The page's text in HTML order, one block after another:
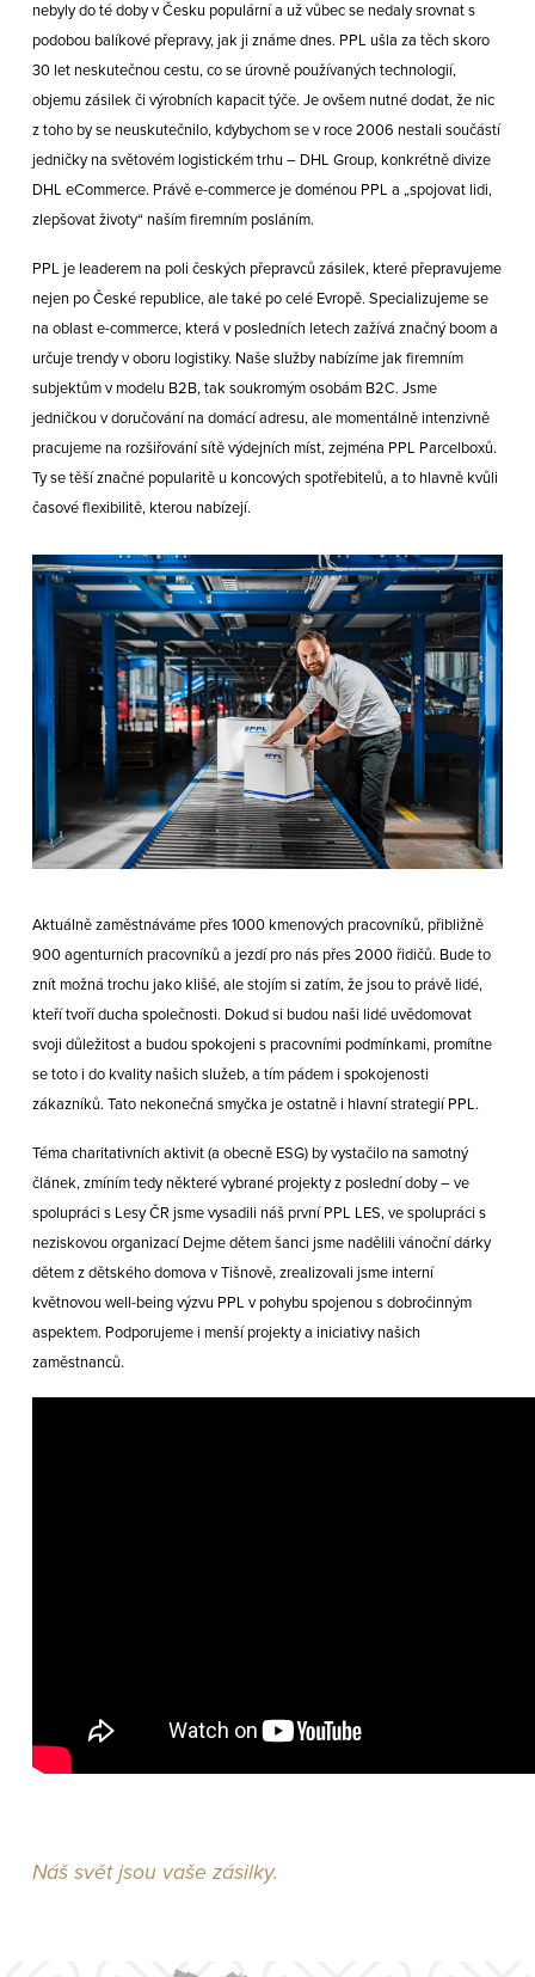
nebyly do té doby v Česku populární a už vůbec se nedaly srovnat s
podobou balíkové přepravy, jak ji známe dnes. PPL ušla za těch skoro
30 let neskutečnou cestu, co se úrovně používaných technologií,
objemu zásilek či výrobních kapacit týče. Je ovšem nutné dodat, že nic
z toho by se neuskutečnilo, kdybychom se v roce 2006 nestali součástí
jedničky na světovém logistickém trhu – DHL Group, konkrétně divize
DHL eCommerce. Právě e-commerce je doménou PPL a „spojovat lidi,
zlepšovat životy“ naším firemním posláním.
PPL je leaderem na poli českých přepravců zásilek, které přepravujeme
nejen po České republice, ale také po celé Evropě. Specializujeme se
na oblast e-commerce, která v posledních letech zažívá značný boom a
určuje trendy v oboru logistiky. Naše služby nabízíme jak firemním
subjektům v modelu B2B, tak soukromým osobám B2C. Jsme
jedničkou v doručování na domácí adresu, ale momentálně intenzivně
pracujeme na rozšiřování sítě výdejních míst, zejména PPL Parcelboxů.
Ty se těší značné popularitě u koncových spotřebitelů, a to hlavně kvůli
časové flexibilitě, kterou nabízejí.
Aktuálně zaměstnáváme přes 1000 kmenových pracovníků, přibližně
900 agenturních pracovníků a jezdí pro nás přes 2000 řidičů. Bude to
znít možná trochu jako klišé, ale stojím si zatím, že jsou to právě lidé,
kteří tvoří ducha společnosti. Dokud si budou naši lidé uvědomovat
svoji důležitost a budou spokojeni s pracovními podmínkami, promítne
se toto i do kvality našich služeb, a tím pádem i spokojenosti
zákazníků. Tato nekonečná smyčka je ostatně i hlavní strategií PPL.
Téma charitativních aktivit (a obecně ESG) by vystačilo na samotný
článek, zmíním tedy některé vybrané projekty z poslední doby – ve
spolupráci s Lesy ČR jsme vysadili náš první PPL LES, ve spolupráci s
neziskovou organizací Dejme dětem šanci jsme nadělili vánoční dárky
dětem z dětského domova v Tišnově, zrealizovali jsme interní
květnovou well-being výzvu PPL v pohybu spojenou s dobročinným
aspektem. Podporujeme i menší projekty a iniciativy našich
zaměstnanců.
Náš svět jsou vaše zásilky.